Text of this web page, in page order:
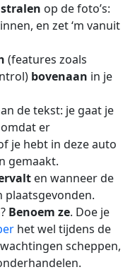
op de foto’s:
en zet ‘m vanuit
(features zoals
bovenaan in je
de tekst: je gaat je
er
je hebt in deze auto
gemaakt.
en wanneer de
Benoem ze. Doe je
het wel tijdens de
scheppen,